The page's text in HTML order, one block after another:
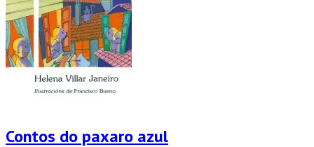
Contos do paxaro azul